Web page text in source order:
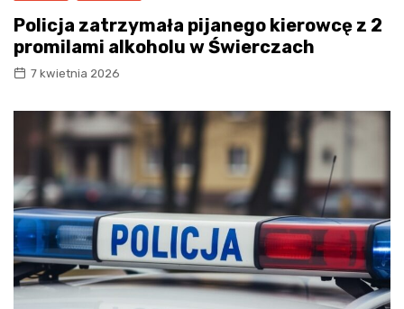
Policja zatrzymała pijanego kierowcę z 2
promilami alkoholu w Świerczach
7 kwietnia 2026